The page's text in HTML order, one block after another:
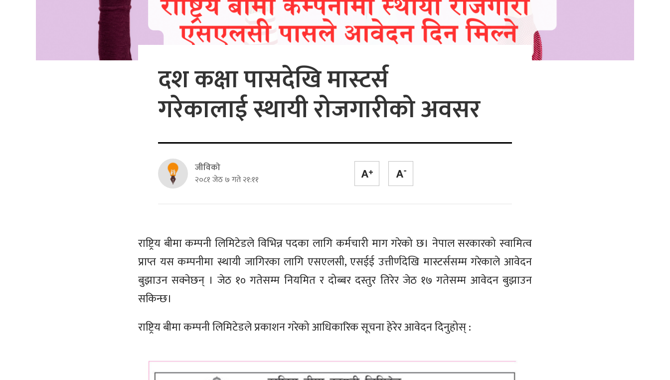
दश कक्षा पासदेखि मास्टर्स
गरेकालाई स्थायी रोजगारीको अवसर
जीविको
२०८१ जेठ ७ गते २१:११
राष्ट्रिय बीमा कम्पनी लिमिटेडले विभिन्न पदका लागि कर्मचारी माग गरेको छ। नेपाल सरकारको स्वामित्व
प्राप्त यस कम्पनीमा स्थायी जागिरका लागि एसएलसी, एसईई उत्तीर्णदेखि मास्टर्ससम्म गरेकाले आवेदन
बुझाउन सक्नेछन् । जेठ १० गतेसम्म नियमित र दोब्बर दस्तुर तिरेर जेठ १७ गतेसम्म आवेदन बुझाउन
सकिन्छ।
राष्ट्रिय बीमा कम्पनी लिमिटेडले प्रकाशन गरेको आधिकारिक सूचना हेरेर आवेदन दिनुहोस् :